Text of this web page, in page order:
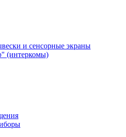
и сенсорные экраны
(интеркомы)